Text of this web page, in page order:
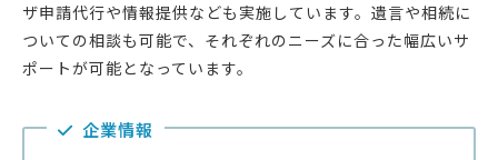
ザ申請代行や情報提供なども実施しています。遺言や相続に
ついての相談も可能で、それぞれのニーズに合った幅広いサ
ポートが可能となっています。
企業情報